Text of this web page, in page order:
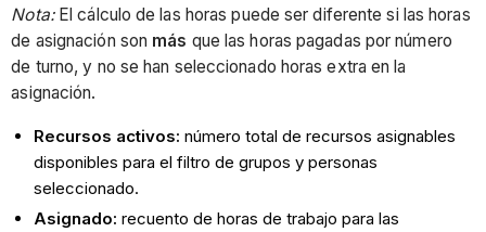
Nota: El cálculo de las horas puede ser diferente si las horas
de asignación son más que las horas pagadas por número
de turno, y no se han seleccionado horas extra en la
asignación.
Recursos activos: número total de recursos asignables
disponibles para el filtro de grupos y personas
seleccionado.
Asignado: recuento de horas de trabajo para las